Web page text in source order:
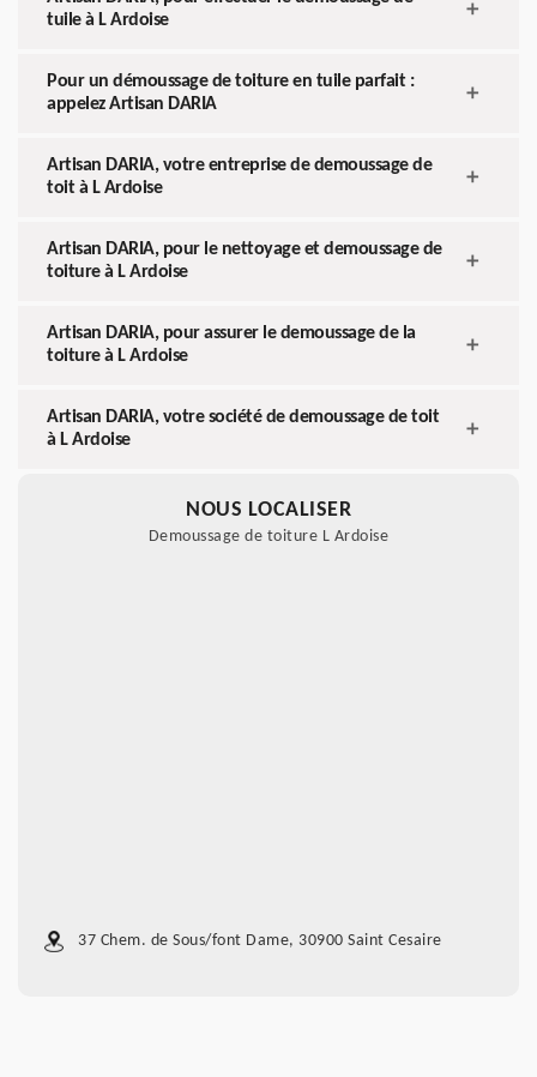
tuile à L Ardoise
Pour un démoussage de toiture en tuile parfait :
appelez Artisan DARIA
Artisan DARIA, votre entreprise de demoussage de
toit à L Ardoise
Artisan DARIA, pour le nettoyage et demoussage de
toiture à L Ardoise
Artisan DARIA, pour assurer le demoussage de la
toiture à L Ardoise
Artisan DARIA, votre société de demoussage de toit
à L Ardoise
NOUS LOCALISER
Demoussage de toiture L Ardoise
37 Chem. de Sous/font Dame, 30900 Saint Cesaire